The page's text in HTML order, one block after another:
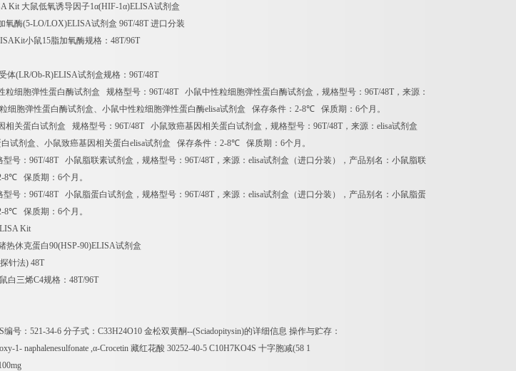
Kit 大鼠低氧诱导因子1α(HIF-1α)ELISA试剂盒
氧酶(5-LO/LOX)ELISA试剂盒 96T/48T 进口分装
小鼠15脂加氧酶规格： 48T/96T
体(LR/Ob-R)ELISA试剂盒规格： 96T/48T
粒细胞弹性蛋白酶试剂盒 规格型号： 96T/48T 小鼠中性粒细胞弹性蛋白酶试剂盒，规格型号： 96T/48T ，来源：
细胞弹性蛋白酶试剂盒、小鼠中性粒细胞弹性蛋白酶elisa试剂盒 保存条件： 2-8℃ 保质期： 6个月。
相关蛋白试剂盒 规格型号： 96T/48T 小鼠致癌基因相关蛋白试剂盒，规格型号： 96T/48T ，来源： elisa试剂盒
试剂盒、小鼠致癌基因相关蛋白elisa试剂盒 保存条件： 2-8℃ 保质期： 6个月。
型号： 96T/48T 小鼠脂联素试剂盒，规格型号： 96T/48T ，来源： elisa试剂盒（进口分装），产品别名：小鼠脂联
8℃ 保质期： 6个月。
型号： 96T/48T 小鼠脂蛋白试剂盒，规格型号： 96T/48T ，来源： elisa试剂盒（进口分装），产品别名：小鼠脂蛋
8℃ 保质期： 6个月。
Kit
热休克蛋白90(HSP-90)ELISA试剂盒
针法) 48T
白三烯C4规格： 48T/96T
编号： 521-34-6 分子式： C33H24O10 金松双黄酮--(Sciadopitysin)的详细信息 操作与贮存：
1- naphalenesulfonate ,α-Crocetin 藏红花酸 30252-40-5 C10H7KO4S 十字胞减(58 1